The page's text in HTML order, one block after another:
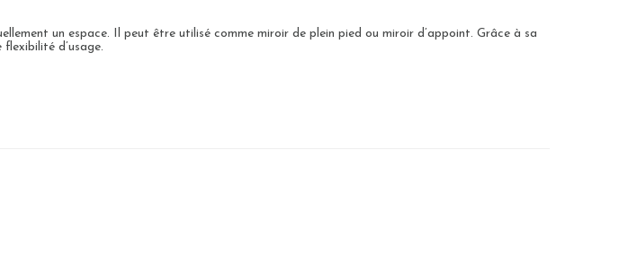
un espace. Il peut être utilisé comme miroir de plein pied ou miroir d’appoint. Grâce à sa
d’usage.